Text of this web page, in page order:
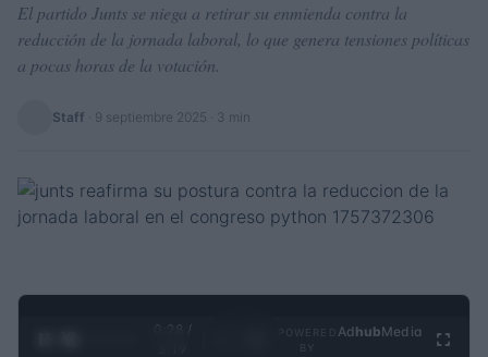
El partido Junts se niega a retirar su enmienda contra la
reducción de la jornada laboral, lo que genera tensiones políticas
a pocas horas de la votación.
Staff 9 septiembre 2025 · 3 min
0:29 /
Ad hubMedia